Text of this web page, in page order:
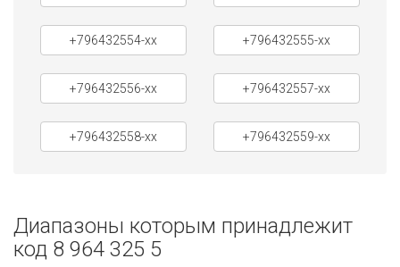
+796432554-xx +796432555-xx
+796432556-xx +796432557-xx
+796432558-xx +796432559-xx
Диапазоны которым принадлежит
код 8 964 325 5